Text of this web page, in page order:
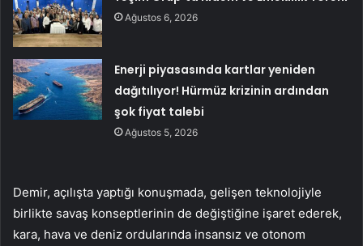
Ağustos 6, 2026
Enerji piyasasında kartlar yeniden
dağıtılıyor! Hürmüz krizinin ardından
şok fiyat talebi
Ağustos 5, 2026
Demir, açılışta yaptığı konuşmada, gelişen teknolojiyle
birlikte savaş konseptlerinin de değiştiğine işaret ederek,
kara, hava ve deniz ordularında insansız ve otonom